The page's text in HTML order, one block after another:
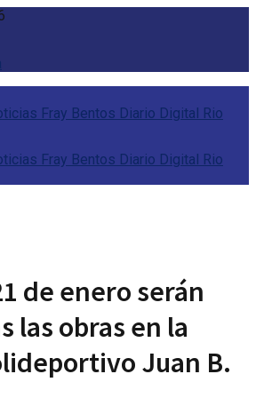
de enero serán
las obras en la
Juan B.